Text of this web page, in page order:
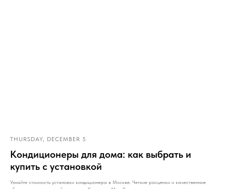
THURSDAY, DECEMBER 5
Кондиционеры для дома: как выбрать и
купить с установкой
Узнайте стоимость установки кондиционера в Москве. Четкие расценки и качественное